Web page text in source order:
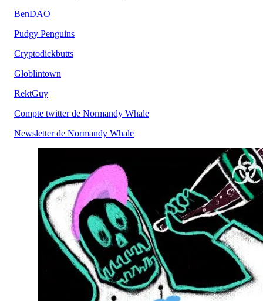
BenDAO
Pudgy Penguins
Cryptodickbutts
Globlintown
RektGuy
Compte twitter de Normandy Whale
Newsletter de Normandy Whale